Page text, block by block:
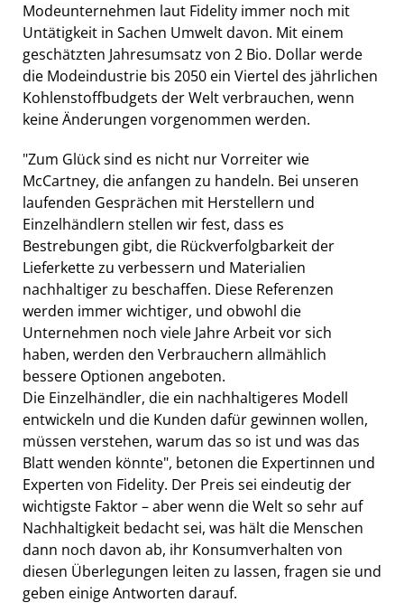
Modeunternehmen laut Fidelity immer noch mit
Untätigkeit in Sachen Umwelt davon. Mit einem
geschätzten Jahresumsatz von 2 Bio. Dollar werde
die Modeindustrie bis 2050 ein Viertel des jährlichen
Kohlenstoffbudgets der Welt verbrauchen, wenn
keine Änderungen vorgenommen werden.
"Zum Glück sind es nicht nur Vorreiter wie
McCartney, die anfangen zu handeln. Bei unseren
laufenden Gesprächen mit Herstellern und
Einzelhändlern stellen wir fest, dass es
Bestrebungen gibt, die Rückverfolgbarkeit der
Lieferkette zu verbessern und Materialien
nachhaltiger zu beschaffen. Diese Referenzen
werden immer wichtiger, und obwohl die
Unternehmen noch viele Jahre Arbeit vor sich
haben, werden den Verbrauchern allmählich
bessere Optionen angeboten.
Die Einzelhändler, die ein nachhaltigeres Modell
entwickeln und die Kunden dafür gewinnen wollen,
müssen verstehen, warum das so ist und was das
Blatt wenden könnte", betonen die Expertinnen und
Experten von Fidelity. Der Preis sei eindeutig der
wichtigste Faktor – aber wenn die Welt so sehr auf
Nachhaltigkeit bedacht sei, was hält die Menschen
dann noch davon ab, ihr Konsumverhalten von
diesen Überlegungen leiten zu lassen, fragen sie und
geben einige Antworten darauf.